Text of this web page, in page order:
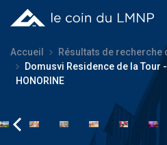
Accueil
Résultats de recherche
Domusvi Residence de la Tour -
HONORINE